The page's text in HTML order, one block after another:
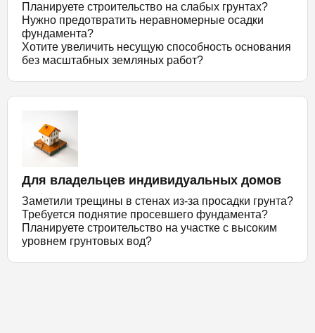
Планируете строительство на слабых грунтах?
Нужно предотвратить неравномерные осадки
фундамента?
Хотите увеличить несущую способность основания
без масштабных земляных работ?
Для владельцев индивидуальных домов
Заметили трещины в стенах из-за просадки грунта?
Требуется поднятие просевшего фундамента?
Планируете строительство на участке с высоким
уровнем грунтовых вод?